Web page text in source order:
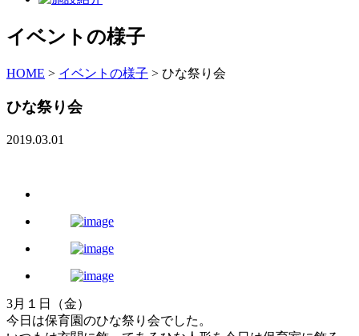
イベントの様子
HOME > イベントの様子 > ひな祭り会
ひな祭り会
2019.03.01
3月１日（金）
今日は保育園のひな祭り会でした。